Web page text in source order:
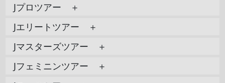
Jプロツアー ＋
Jエリートツアー ＋
Jマスターズツアー ＋
Jフェミニンツアー ＋